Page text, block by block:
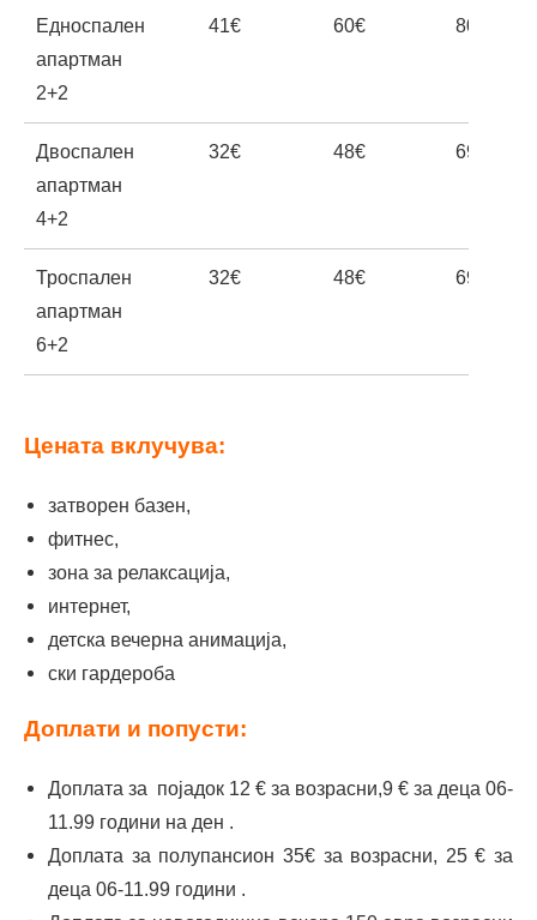
Едноспален
апартман
2+2
41€ 60€ 80€
Двоспален
апартман
4+2
32€ 48€ 69€
Троспален
апартман
6+2
32€ 48€ 69€
Цената вклучува:
затворен базен,
фитнес,
зона за релаксација,
интернет,
детска вечерна анимација,
ски гардероба
Доплати и попусти:
Доплата за појадок 12 € за возрасни,9 € за деца 06-
11.99 години на ден .
Доплата за полупансион 35€ за возрасни, 25 € за
деца 06-11.99 години .